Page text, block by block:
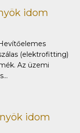
idom
(elektrofitting)
Az üzemi
idom